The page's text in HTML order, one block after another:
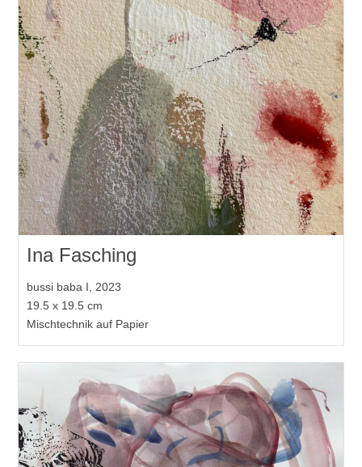
Ina Fasching
bussi baba I, 2023
19.5 x 19.5 cm
Mischtechnik auf Papier